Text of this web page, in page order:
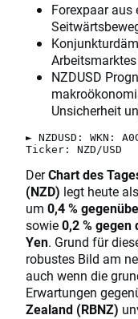
Forexpaar aus
NZDUSD
Unsicherheit
► NZDUSD: WKN:
Ticker: NZD/USD
DerChart des
(NZD) legt heute
um 0,4 %
sowie0,2 % gegen
Yen. Grund für
robustes Bild am
auch wenn die
Erwartungen
Zealand (RBNZ)